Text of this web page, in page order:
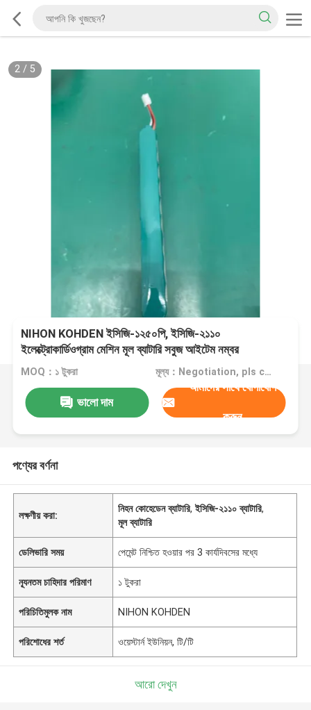
2/ 5
NIHON KOHDEN ইসিজি-১২৫০পি, ইসিজি-২১১০
ইলেক্ট্রোকার্ডিওগ্রাম মেশিন মূল ব্যাটারি সবুজ আইটেম নম্বর
এসবি-৯০১ডি বা এসবি-৯০১ডিসি
MOQ：১ টুকরা মূল্য：Negotiation, pls contact me
ভালো দাম
আমাদের সাথে যোগাযোগ
করুন
পণ্যের বর্ণনা
লক্ষণীয় করা:
নিহন কোহেডেন ব্যাটারি,ইসিজি-২১১০ ব্যাটারি,
মূল ব্যাটারি
ডেলিভারি সময় পেমেন্ট নিশ্চিত হওয়ার পর 3 কার্যদিবসের মধ্যে
ন্যূনতম চাহিদার পরিমাণ ১ টুকরা
পরিচিতিমুলক নাম NIHON KOHDEN
পরিশোধের শর্ত ওয়েস্টার্ন ইউনিয়ন, টি/টি
আরো দেখুন